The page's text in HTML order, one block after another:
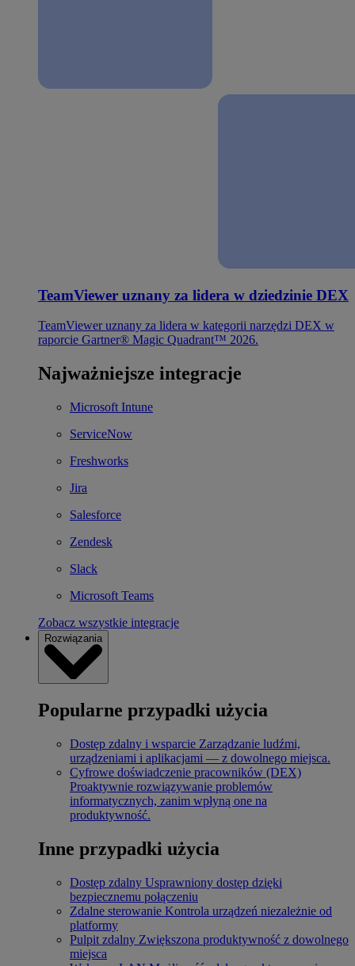
TeamViewer uznany za lidera w dziedzinie DEX
TeamViewer uznany za lidera w kategorii narzędzi DEX w
raporcie Gartner® Magic Quadrant™ 2026.
Najważniejsze integracje
Microsoft Intune
ServiceNow
Freshworks
Jira
Salesforce
Zendesk
Slack
Microsoft Teams
Zobacz wszystkie integracje
Rozwiązania
Popularne przypadki użycia
Dostęp zdalny i wsparcie Zarządzanie ludźmi,
urządzeniami i aplikacjami — z dowolnego miejsca.
Cyfrowe doświadczenie pracowników (DEX)
Proaktywnie rozwiązywanie problemów
informatycznych, zanim wpłyną one na
produktywność.
Inne przypadki użycia
Dostęp zdalny Usprawniony dostęp dzięki
bezpiecznemu połączeniu
Zdalne sterowanie Kontrola urządzeń niezależnie od
platformy
Pulpit zdalny Zwiększona produktywność z dowolnego
miejsca